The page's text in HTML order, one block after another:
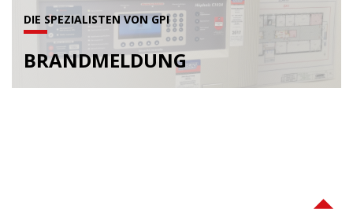
DIE SPEZIALISTEN VON GPI
BRANDMELDUNG